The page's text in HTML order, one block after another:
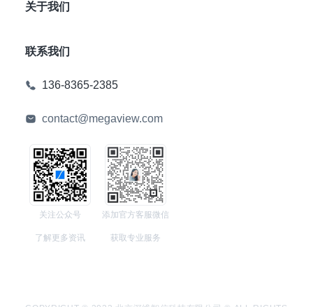
关于我们
联系我们
136-8365-2385
contact@megaview.com
关注公众号
了解更多资讯
添加官方客服微信
获取专业服务